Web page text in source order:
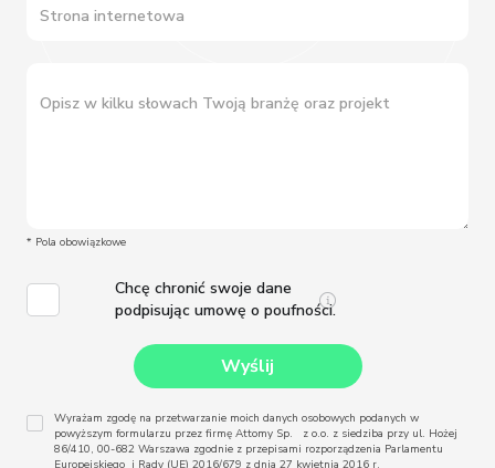
* Pola obowiązkowe
Chcę chronić swoje dane
podpisując umowę o poufności.
Wyrażam zgodę na przetwarzanie moich danych osobowych podanych w
powyższym formularzu przez firmę Attomy Sp. z o.o. z siedziba przy ul. Hożej
86/410, 00-682 Warszawa zgodnie z przepisami rozporządzenia Parlamentu
Europejskiego i Rady (UE) 2016/679 z dnia 27 kwietnia 2016 r.